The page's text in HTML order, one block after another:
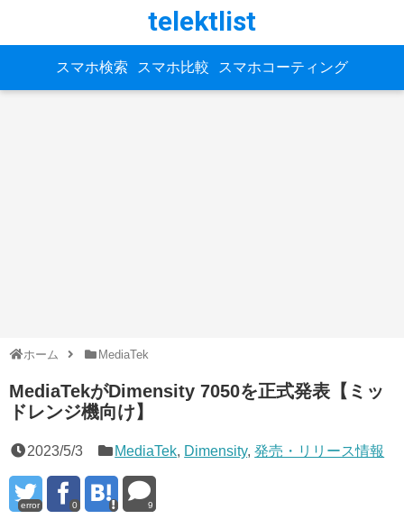
telektlist
スマホ検索 スマホ比較 スマホコーティング
ホーム MediaTek
MediaTekがDimensity 7050を正式発表【ミッ
ドレンジ機向け】
2023/5/3 MediaTek, Dimensity,発売・リリース情報
error 0 9